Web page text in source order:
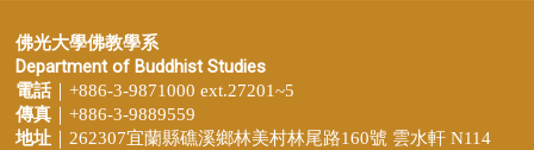
佛光大學佛教學系
Department of Buddhist Studies
電話｜+886-3-9871000 ext.27201~5
傳真 ｜+886-3-9889559
地址 ｜262307宜蘭縣礁溪鄉林美村林尾路160號 雲水軒 N114